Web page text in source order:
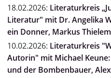
18.02.2026: Literaturkreis
Literatur" mit Dr. Angelika
ein Donner, Markus
10.02.2026: Literaturkreis
Autorin" mit Michael
und der Bombenbauer,